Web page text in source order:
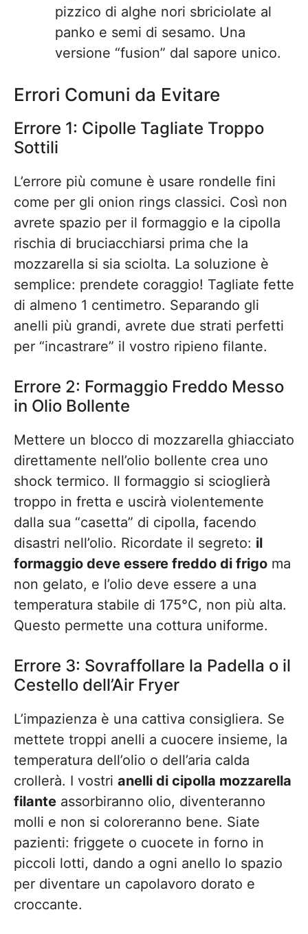
pizzico di alghe nori sbriciolate al
panko e semi di sesamo. Una
versione “fusion” dal sapore unico.
Errori Comuni da Evitare
Errore 1: Cipolle Tagliate Troppo
Sottili
L’errore più comune è usare rondelle fini
come per gli onion rings classici. Così non
avrete spazio per il formaggio e la cipolla
rischia di bruciacchiarsi prima che la
mozzarella si sia sciolta. La soluzione è
semplice: prendete coraggio! Tagliate fette
di almeno 1 centimetro. Separando gli
anelli più grandi, avrete due strati perfetti
per “incastrare” il vostro ripieno filante.
Errore 2: Formaggio Freddo Messo
in Olio Bollente
Mettere un blocco di mozzarella ghiacciato
direttamente nell’olio bollente crea uno
shock termico. Il formaggio si scioglierà
troppo in fretta e uscirà violentemente
dalla sua “casetta” di cipolla, facendo
disastri nell’olio. Ricordate il segreto: il
formaggio deve essere freddo di frigo ma
non gelato, e l’olio deve essere a una
temperatura stabile di 175°C, non più alta.
Questo permette una cottura uniforme.
Errore 3: Sovraffollare la Padella o il
Cestello dell’Air Fryer
L’impazienza è una cattiva consigliera. Se
mettete troppi anelli a cuocere insieme, la
temperatura dell’olio o dell’aria calda
crollerà. I vostri anelli di cipolla mozzarella
filante assorbiranno olio, diventeranno
molli e non si coloreranno bene. Siate
pazienti: friggete o cuocete in forno in
piccoli lotti, dando a ogni anello lo spazio
per diventare un capolavoro dorato e
croccante.